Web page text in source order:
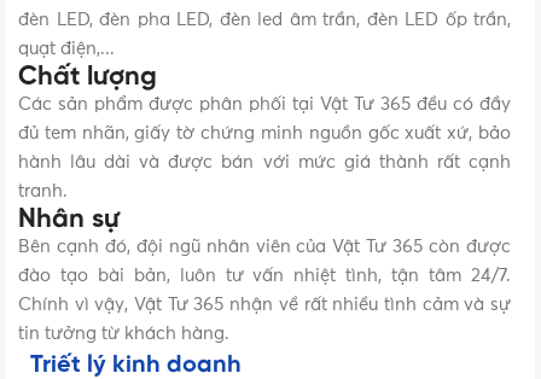
đèn LED, đèn pha LED, đèn led âm trần, đèn LED ốp trần,
quạt điện,...
Chất lượng
Các sản phẩm được phân phối tại Vật Tư 365 đều có đầy
đủ tem nhãn, giấy tờ chứng minh nguồn gốc xuất xứ, bảo
hành lâu dài và được bán với mức giá thành rất cạnh
tranh.
Nhân sự
Bên cạnh đó, đội ngũ nhân viên của Vật Tư 365 còn được
đào tạo bài bản, luôn tư vấn nhiệt tình, tận tâm 24/7.
Chính vì vậy, Vật Tư 365 nhận về rất nhiều tình cảm và sự
tin tưởng từ khách hàng.
Triết lý kinh doanh